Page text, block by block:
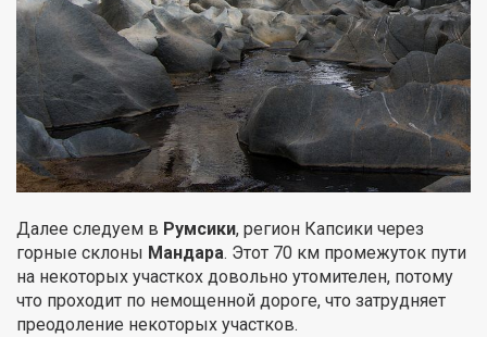
Далее следуем в Румсики, регион Капсики через
горные склоны Мандара. Этот 70 км промежуток пути
на некоторых участкох довольно утомителен, потому
что проходит по немощенной дороге, что затрудняет
преодоление некоторых участков.